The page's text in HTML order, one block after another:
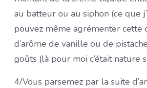
au batteur ou au siphon (ce que
pouvez même agrémenter cette
d’arôme de vanille ou de
goûts (là pour moi c’était nature
4/Vous parsemez par la suite